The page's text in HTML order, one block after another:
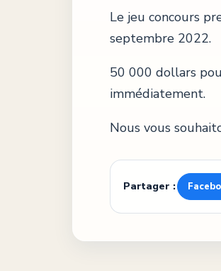
Le jeu concours
septembre 2022.
50 000 dollars
immédiatement.
Nous vous
Partager :